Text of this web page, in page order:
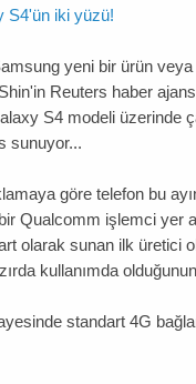
S4'ün iki yüzü!
yeni bir ürün veya
Reuters haber
S4 modeli üzerinde
sunuyor...
göre telefon bu
Qualcomm işlemci yer
olarak sunan ilk üretici
kullanımda
standart 4G